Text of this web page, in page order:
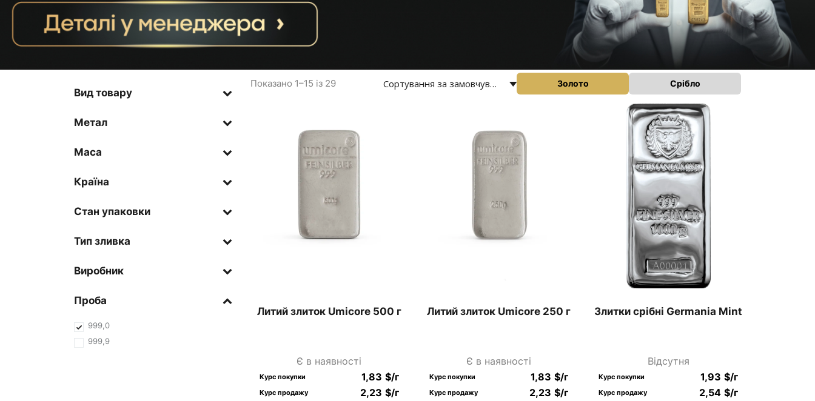
Показано 1–15 із 29 Золото Срібло
Литий злиток Umicore 500 г
Є в наявності
Курс покупки 1,83 $/г
Курс продажу 2,23 $/г
Литий злиток Umicore 250 г
Є в наявності
Курс покупки 1,83 $/г
Курс продажу 2,23 $/г
Злитки срібні Germania Mint
Відсутня
Курс покупки 1,93 $/г
Курс продажу 2,54 $/г
Вид товару
Метал
Маса
Країна
Стан упаковки
Тип зливка
Виробник
Проба
999,0
999,9